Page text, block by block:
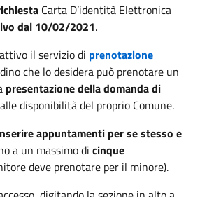
Carta D’identità Elettronica
dal 10/02/2021.
il servizio di prenotazione
che lo desidera può prenotare un
presentazione della domanda di
disponibilità del proprio Comune.
appuntamenti per se stesso e
a un massimo di cinque
deve prenotare per il minore).